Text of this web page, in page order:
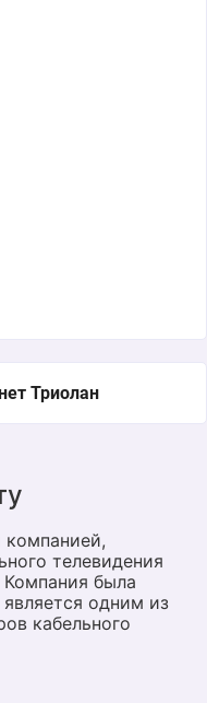
Триолан
компанией,
телевидения
была
одним из
кабельного